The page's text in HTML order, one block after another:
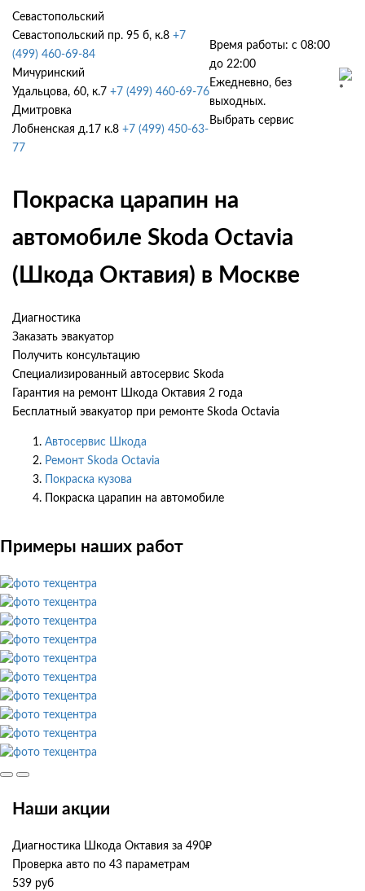
Севастопольский
Севастопольский пр. 95 б, к.8 +7
(499) 460-69-84
Мичуринский
Удальцова, 60, к.7 +7 (499) 460-69-76
Дмитровка
Лобненская д.17 к.8 +7 (499) 450-63-
77
Время работы: с 08:00
до 22:00
Ежедневно, без
выходных.
Выбрать сервис
Покраска царапин на
автомобиле Skoda Octavia
(Шкода Октавия) в Москве
Диагностика
Заказать эвакуатор
Получить консультацию
Специализированный автосервис Skoda
Гарантия на ремонт Шкода Октавия 2 года
Бесплатный эвакуатор при ремонте Skoda Octavia
Автосервис Шкода
Ремонт Skoda Octavia
Покраска кузова
Покраска царапин на автомобиле
Примеры наших работ
Наши акции
Диагностика Шкода Октавия за 490₽
Проверка авто по 43 параметрам
539 руб